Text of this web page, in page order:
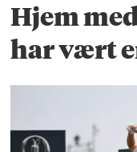
Hjem
har vært